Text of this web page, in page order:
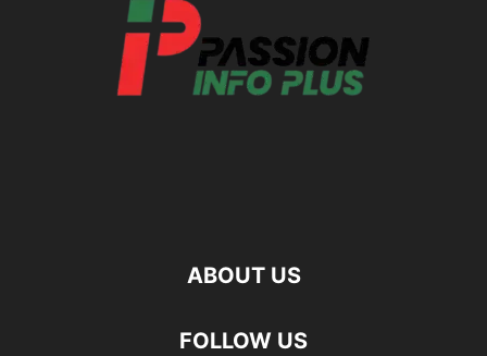
ABOUT US
FOLLOW US